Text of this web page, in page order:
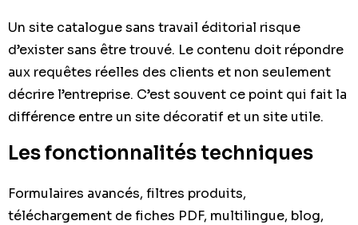
Un site catalogue sans travail éditorial risque
d’exister sans être trouvé. Le contenu doit répondre
aux requêtes réelles des clients et non seulement
décrire l’entreprise. C’est souvent ce point qui fait la
différence entre un site décoratif et un site utile.
Les fonctionnalités techniques
Formulaires avancés, filtres produits,
téléchargement de fiches PDF, multilingue, blog,